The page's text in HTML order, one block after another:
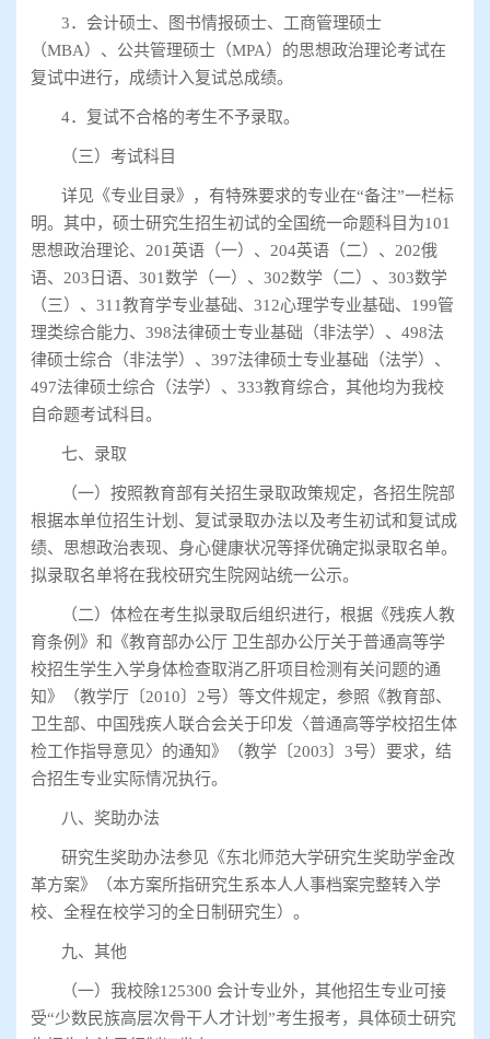
3．会计硕士、图书情报硕士、工商管理硕士
（MBA ）、公共管理硕士（MPA ）的思想政治理论考试在
复试中进行，成绩计入复试总成绩。
4．复试不合格的考生不予录取。
（三）考试科目
详见《专业目录》，有特殊要求的专业在“备注”一栏标
明。其中，硕士研究生招生初试的全国统一命题科目为101
思想政治理论、 201英语（一）、 204英语（二）、 202俄
语、 203 日语、 301数学（一）、 302数学（二）、 303数学
（三）、 311教育学专业基础、 312心理学专业基础、 199管
理类综合能力、 398法律硕士专业基础（非法学）、 498法
律硕士综合（非法学）、 397法律硕士专业基础（法学）、
497法律硕士综合（法学）、 333教育综合，其他均为我校
自命题考试科目。
七、录取
（一）按照教育部有关招生录取政策规定，各招生院部
根据本单位招生计划、复试录取办法以及考生初试和复试成
绩、思想政治表现、身心健康状况等择优确定拟录取名单。
拟录取名单将在我校研究生院网站统一公示。
（二）体检在考生拟录取后组织进行，根据《残疾人教
育条例》和《教育部办公厅
卫生部办公厅关于普通高等学
校招生学生入学身体检查取消乙肝项目检测有关问题的通
知》（教学厅〔 2010 2号）等文件规定，参照《教育部、
卫生部、中国残疾人联合会关于印发〈普通高等学校招生体
检工作指导意见〉的通知》（教学〔 2003 3号）要求，结
合招生专业实际情况执行。
八、奖助办法
研究生奖助办法参见《东北师范大学研究生奖助学金改
革方案》（本方案所指研究生系本人人事档案完整转入学
校、全程在校学习的全日制研究生）。
九、其他
（一）我校除125300 会计专业外，其他招生专业可接
受“少数民族高层次骨干人才计划 ”考生报考，具体硕士研究